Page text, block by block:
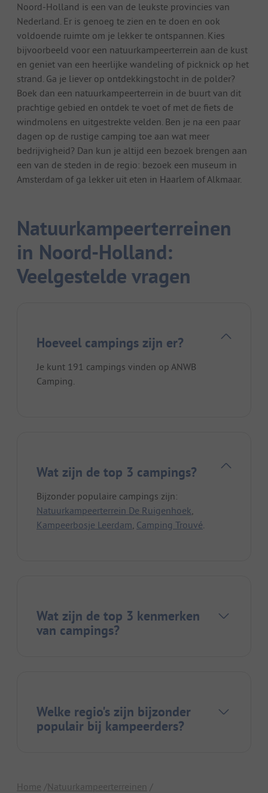
Noord-Holland is een van de leukste provincies van
Nederland. Er is genoeg te zien en te doen en ook
voldoende ruimte om je lekker te ontspannen. Kies
bijvoorbeeld voor een natuurkampeerterrein aan de kust
en geniet van een heerlijke wandeling of picknick op het
strand. Ga je liever op ontdekkingstocht in de polder?
Boek dan een natuurkampeerterrein in de buurt van dit
prachtige gebied en ontdek te voet of met de fiets de
windmolens en uitgestrekte velden. Ben je na een paar
dagen op de rustige camping toe aan wat meer
bedrijvigheid? Dan kun je altijd een bezoek brengen aan
een van de steden in de regio: bezoek een museum in
Amsterdam of ga lekker uit eten in Haarlem of Alkmaar.
Natuurkampeerterreinen
in Noord-Holland:
Veelgestelde vragen
Hoeveel campings zijn er?
Je kunt 191 campings vinden op ANWB
Camping.
Wat zijn de top 3 campings?
Bijzonder populaire campings zijn:
Natuurkampeerterrein De Ruigenhoek,
Kampeerbosje Leerdam, Camping Trouvé.
Wat zijn de top 3 kenmerken
van campings?
Welke regio's zijn bijzonder
populair bij kampeerders?
Home
Natuurkampeerterreinen